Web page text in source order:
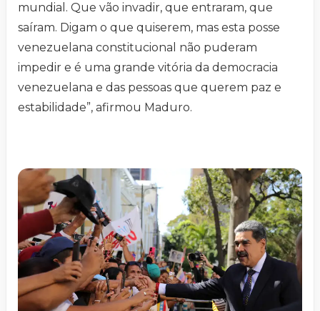
mundial. Que vão invadir, que entraram, que
saíram. Digam o que quiserem, mas esta posse
venezuelana constitucional não puderam
impedir e é uma grande vitória da democracia
venezuelana e das pessoas que querem paz e
estabilidade”, afirmou Maduro.